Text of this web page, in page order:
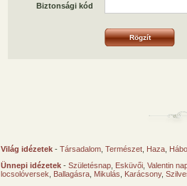
Biztonsági kód
Világ idézetek - Társadalom Természet Haza
Ünnepi idézetek - Születésnap Esküvői Valentin
locsolóversek
Ballagásra Mikulás Karácsony,